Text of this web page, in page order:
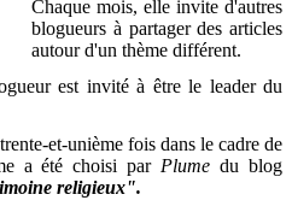
Chaque mois, elle invite d'autres
blogueurs à partager des articles
autour d'un thème différent.
est invité à être le leader du
et-unième fois dans le cadre de
a été choisi par Plume du blog
religieux".